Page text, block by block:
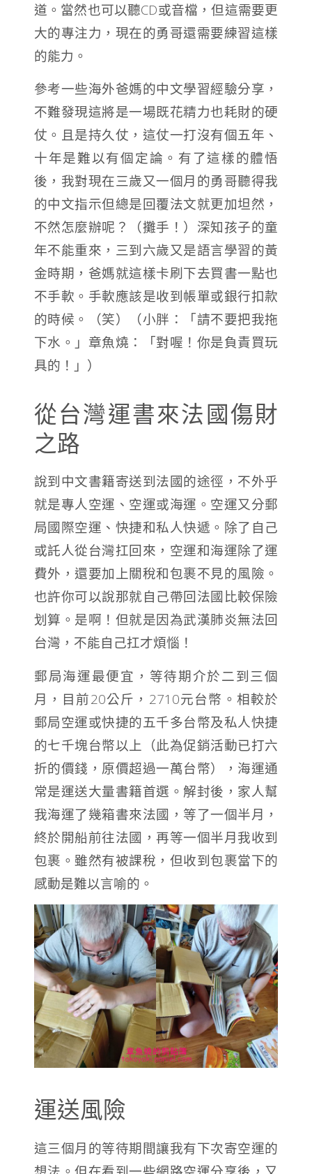
道。當然也可以聽CD或音檔，但這需要更
大的專注力，現在的勇哥還需要練習這樣
的能力。
參考一些海外爸媽的中文學習經驗分享，
不難發現這將是一場既花精力也耗財的硬
仗。且是持久仗，這仗一打沒有個五年、
十年是難以有個定論。有了這樣的體悟
後，我對現在三歲又一個月的勇哥聽得我
的中文指示但總是回覆法文就更加坦然，
不然怎麼辦呢？（攤手！）深知孩子的童
年不能重來，三到六歲又是語言學習的黃
金時期，爸媽就這樣卡刷下去買書一點也
不手軟。手軟應該是收到帳單或銀行扣款
的時候。（笑）（小胖：「請不要把我拖
下水。」章魚燒：「對喔！你是負責買玩
具的！」）
從台灣運書來法國傷財
之路
說到中文書籍寄送到法國的途徑，不外乎
就是專人空運、空運或海運。空運又分郵
局國際空運、快捷和私人快遞。除了自己
或託人從台灣扛回來，空運和海運除了運
費外，還要加上關稅和包裹不見的風險。
也許你可以說那就自己帶回法國比較保險
划算。是啊！但就是因為武漢肺炎無法回
台灣，不能自己扛才煩惱！
郵局海運最便宜，等待期介於二到三個
月，目前20公斤，2710元台幣。相較於
郵局空運或快捷的五千多台幣及私人快捷
的七千塊台幣以上（此為促銷活動已打六
折的價錢，原價超過一萬台幣），海運通
常是運送大量書籍首選。解封後，家人幫
我海運了幾箱書來法國，等了一個半月，
終於開船前往法國，再等一個半月我收到
包裹。雖然有被課稅，但收到包裹當下的
感動是難以言喻的。
運送風險
這三個月的等待期間讓我有下次寄空運的